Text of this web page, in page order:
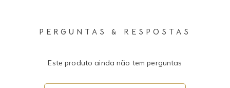
PERGUNTAS & RESPOSTAS
Este produto ainda não tem perguntas